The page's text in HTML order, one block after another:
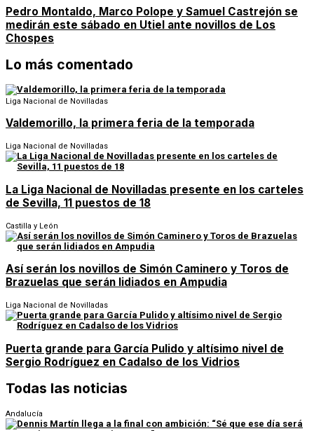
Pedro Montaldo, Marco Polope y Samuel Castrejón se
medirán este sábado en Utiel ante novillos de Los
Chospes
Lo más comentado
Liga Nacional de Novilladas
Valdemorillo, la primera feria de la temporada
Liga Nacional de Novilladas
La Liga Nacional de Novilladas presente en los carteles
de Sevilla, 11 puestos de 18
Castilla y León
Así serán los novillos de Simón Caminero y Toros de
Brazuelas que serán lidiados en Ampudia
Liga Nacional de Novilladas
Puerta grande para García Pulido y altísimo nivel de
Sergio Rodríguez en Cadalso de los Vidrios
Todas las noticias
Andalucía